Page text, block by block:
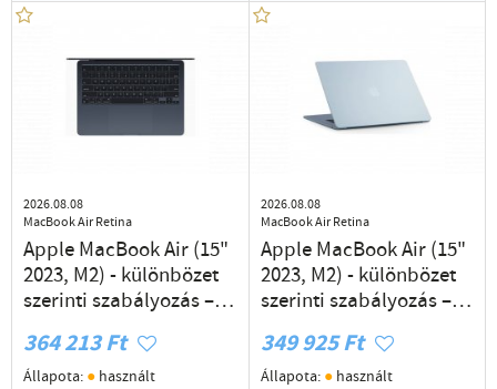
2026.08.08
MacBook Air Retina
Apple MacBook Air (15"
2023, M2) - különbözet
szerinti szabályozás –
364 213 Ft
Állapota: ● használt
2026.08.08
MacBook Air Retina
Apple MacBook Air (15"
2023, M2) - különbözet
szerinti szabályozás –
349 925 Ft
Állapota: ●használt